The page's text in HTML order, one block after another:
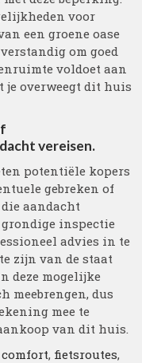
voor
een groene oase
om goed
voldoet aan
je overweegt dit huis
vereisen.
potentiële kopers
gebreken of
aandacht
inspectie
advies in te
zijn van de staat
deze mogelijke
meebrengen, dus
mee te
van dit huis.
comfort, fietsroutes,